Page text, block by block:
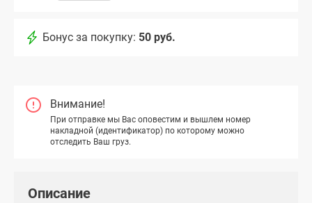
Бонус за покупку: 50 руб.
Внимание!
При отправке мы Вас оповестим и вышлем номер
накладной (идентификатор) по которому можно
отследить Ваш груз.
Описание